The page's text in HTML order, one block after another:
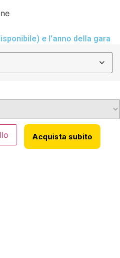
e l'anno della gara
Acquista subito